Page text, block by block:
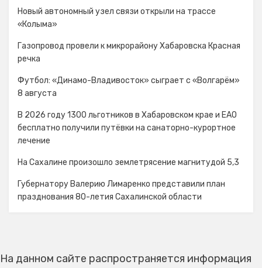
Новый автономный узел связи открыли на трассе
«Колыма»
Газопровод провели к микрорайону Хабаровска Красная
речка
Футбол: «Динамо-Владивосток» сыграет с «Волгарём»
8 августа
В 2026 году 1300 льготников в Хабаровском крае и ЕАО
бесплатно получили путёвки на санаторно-курортное
лечение
На Сахалине произошло землетрясение магнитудой 5,3
Губернатору Валерию Лимаренко представили план
празднования 80-летия Сахалинской области
На данном сайте распространяется информация